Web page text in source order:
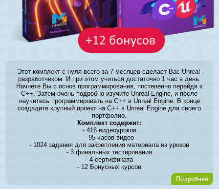
Этот комплект с нуля всего за 7 месяцев сделает Вас Unreal-
разработчиком. И при этом учиться достаточно 1 час в день.
Начнёте Вы с основ программирования, постепенно перейдя к
C++. Затем очень подробно изучите Unreal Engine, и после
научитесь программировать на C++ в Unreal Engine. В конце
создадите крупный проект на C++ в Unreal Engine для своего
портфолио.
Комплект содержит:
- 416 видеоуроков
- 95 часов видео
- 1024 задания для закрепления материала из уроков
- 3 финальных тестирования
- 4 сертификата
- 12 Бонусных курсов
Подробнее